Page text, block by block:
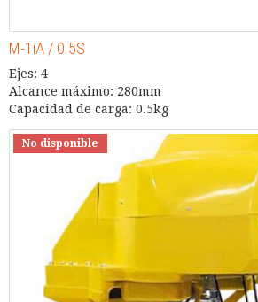
M-1iA / 0.5S
Ejes: 4
Alcance máximo: 280mm
Capacidad de carga: 0.5kg
No disponible